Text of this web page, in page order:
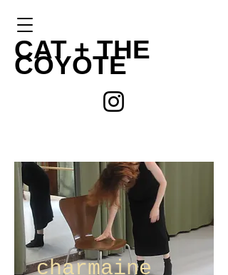
CAT +THE
COYOTE
charmaine
charmaine